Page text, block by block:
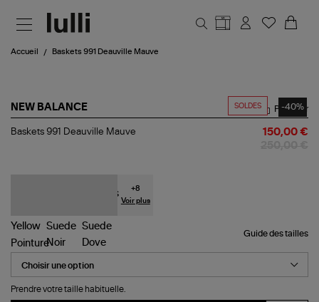
Accueil Baskets 991 Deauville Mauve
SOLDES -40%
NEW BALANCE
Baskets
Partager
Baskets 991 Deauville Mauve 150,00 €
+8
Voir plus
Guide des tailles
Pointure
Prendre votre taille habituelle.